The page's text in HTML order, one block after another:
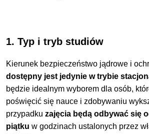
1. Typ i tryb studiów
Kierunek bezpieczeństwo jądrowe i
dostępny jest jedynie w trybie
będzie idealnym wyborem dla osób,
poświęcić się nauce i zdobywaniu
przypadkuzajęcia będą odbywać się
piątkuw godzinach ustalonych przez